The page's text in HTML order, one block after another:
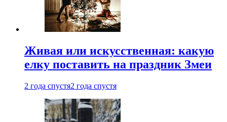
Живая или искусственная: какую
елку поставить на праздник Змеи
2 года спустя2 года спустя